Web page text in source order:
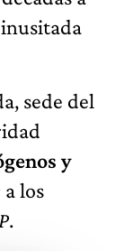
sede del
y
los
.